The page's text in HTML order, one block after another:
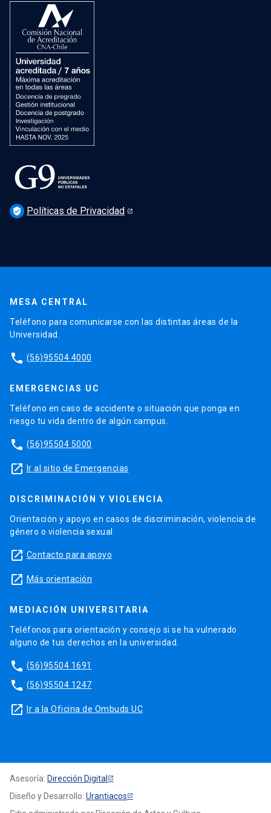
Dirección de Patrimonio Cultural
Dirección de Salud Mental, Comunidad y Bienestar
verified_user Políticas de Privacidad
MESA CENTRAL
Teléfono para comunicarse con las distintas áreas de la
Universidad.
phone (56)95504 4000
EMERGENCIAS UC
Teléfono en caso de accidente o situación que ponga en
riesgo tu vida dentro de algún campus.
phone (56)95504 5000
launch Ir al sitio de Emergencias
DISCRIMINACIÓN Y VIOLENCIA
Orientación y apoyo en casos de discriminación, violencia de
género o violencia sexual.
launch Contacto para apoyo
launch Más orientación
MEDIACIÓN UNIVERSITARIA
Teléfonos para orientación y consejo si se ha vulnerado
alguno de tus derechos en la universidad.
phone (56)95504 1691
phone (56)95504 1247
launch Ir a la Oficina de Ombuds UC
Asesoría: Dirección Digital
Diseño y Desarrollo: Urantiacos